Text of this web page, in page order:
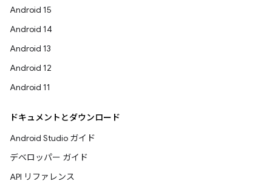
Android 15
Android 14
Android 13
Android 12
Android 11
ドキュメントとダウンロード
Android Studio ガイド
デベロッパー ガイド
API リファレンス